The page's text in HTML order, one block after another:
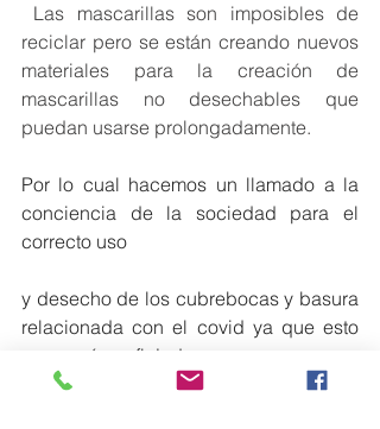
Las mascarillas son imposibles de
reciclar pero se están creando nuevos
materiales para la creación de
mascarillas no desechables que
puedan usarse prolongadamente.
Por lo cual hacemos un llamado a la
conciencia de la sociedad para el
correcto uso
y desecho de los cubrebocas y basura
relacionada con el covid ya que esto
se verá reflejado en una mayor
protección ambiental para nuestro